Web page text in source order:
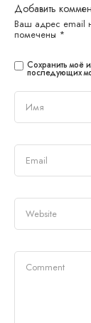
Добавить
Ваш адрес email
помечены *
Сохранить моё
последующих